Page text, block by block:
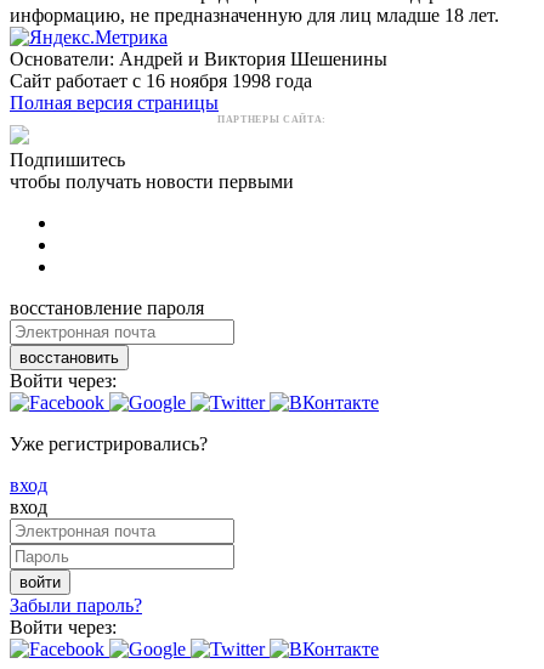
информацию, не предназначенную для лиц младше 18 лет.
Основатели: Андрей и Виктория Шешенины
Сайт работает с 16 ноября 1998 года
Полная версия страницы
ПАРТНЕРЫ САЙТА:
Подпишитесь
чтобы получать новости первыми
восстановление пароля
восстановить
Войти через:
Уже регистрировались?
вход
вход
войти
Забыли пароль?
Войти через: